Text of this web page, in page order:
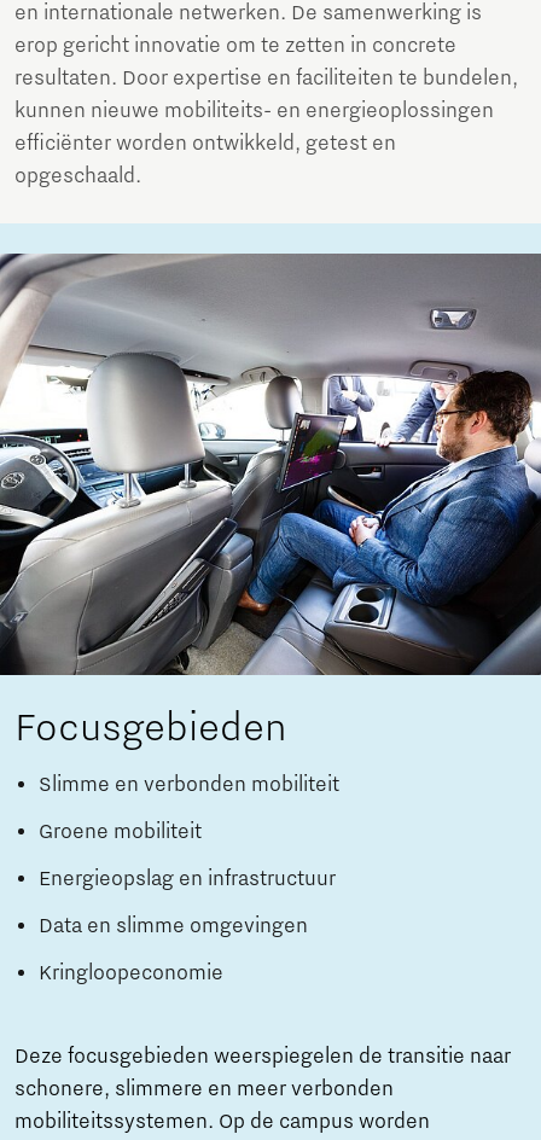
en internationale netwerken. De samenwerking is
erop gericht innovatie om te zetten in concrete
resultaten. Door expertise en faciliteiten te bundelen,
kunnen nieuwe mobiliteits- en energieoplossingen
efficiënter worden ontwikkeld, getest en
opgeschaald.
Focusgebieden
Slimme en verbonden mobiliteit
Groene mobiliteit
Energieopslag en infrastructuur
Data en slimme omgevingen
Kringloopeconomie
Deze focusgebieden weerspiegelen de transitie naar
schonere, slimmere en meer verbonden
mobiliteitssystemen. Op de campus worden